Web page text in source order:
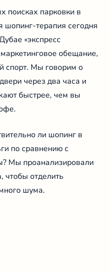
поисках парковки в
терапия сегодня
«экспресс
обещание,
спорт. Мы говорим о
через два часа и
быстрее, чем вы
ли шопинг в
по сравнению с
Мы проанализировали
отделить
шума.